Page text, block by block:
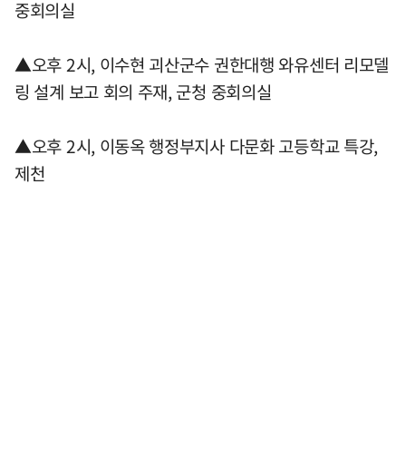
중회의실
▲오후 2시, 이수현 괴산군수 권한대행 와유센터 리모델
링 설계 보고 회의 주재, 군청 중회의실
▲오후 2시, 이동옥 행정부지사 다문화 고등학교 특강,
제천